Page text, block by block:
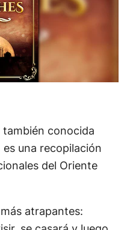
conocida
es una recopilación
del Oriente
atrapantes: